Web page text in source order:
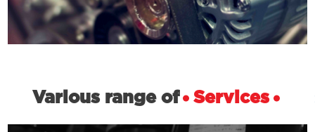
Various range of Services